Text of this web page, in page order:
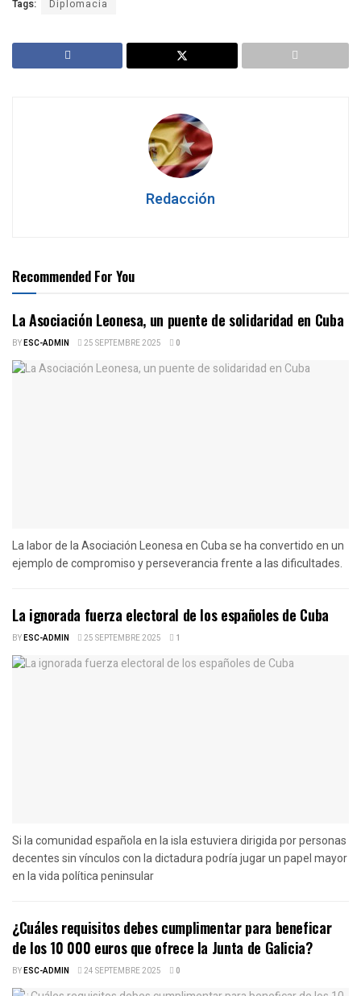
Tags: Diplomacia
Redacción
Recommended For You
La Asociación Leonesa, un puente de solidaridad en Cuba
BYESC-ADMIN 25 SEPTEMBRE 2025 0
La labor de la Asociación Leonesa en Cuba se ha convertido en un
ejemplo de compromiso y perseverancia frente a las dificultades.
La ignorada fuerza electoral de los españoles de Cuba
BYESC-ADMIN 25 SEPTEMBRE 2025 1
Si la comunidad española en la isla estuviera dirigida por personas
decentes sin vínculos con la dictadura podría jugar un papel mayor
en la vida política peninsular
¿Cuáles requisitos debes cumplimentar para beneficar
de los 10 000 euros que ofrece la Junta de Galicia?
BYESC-ADMIN 24 SEPTEMBRE 2025 0